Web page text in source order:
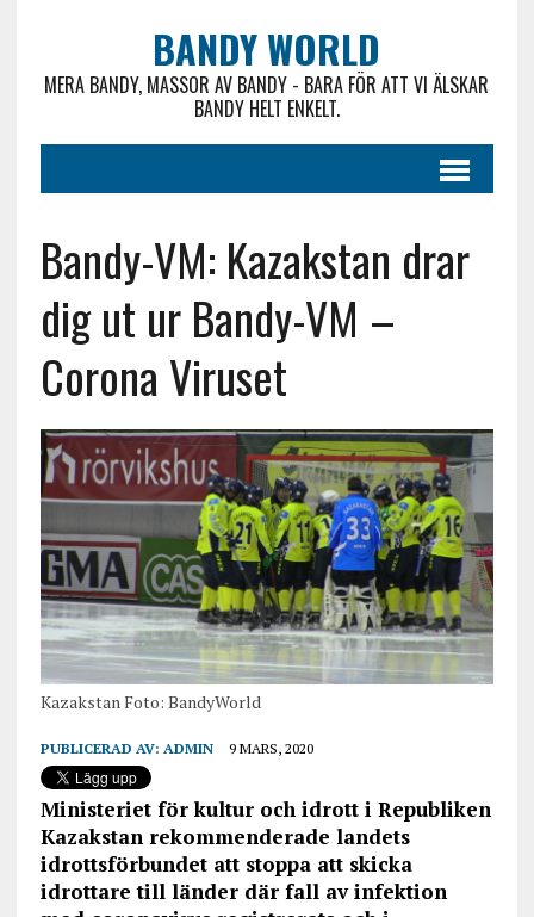
BANDY WORLD
MERA BANDY, MASSOR AV BANDY - BARA FÖR ATT VI ÄLSKAR
BANDY HELT ENKELT.
Bandy-VM: Kazakstan drar
dig ut ur Bandy-VM –
Corona Viruset
Kazakstan Foto: BandyWorld
PUBLICERAD AV: ADMIN 9 MARS, 2020
Ministeriet för kultur och idrott i Republiken
Kazakstan rekommenderade landets
idrottsförbundet att stoppa att skicka
idrottare till länder där fall av infektion